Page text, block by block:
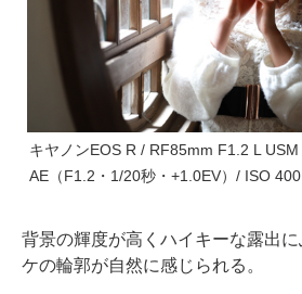
キヤノンEOS R / RF85mm F1.2 L
AE（F1.2・1/20秒・+1.0EV）/ ISO 400
背景の輝度が高くハイキーな露出
ケの輪郭が自然に感じられる。